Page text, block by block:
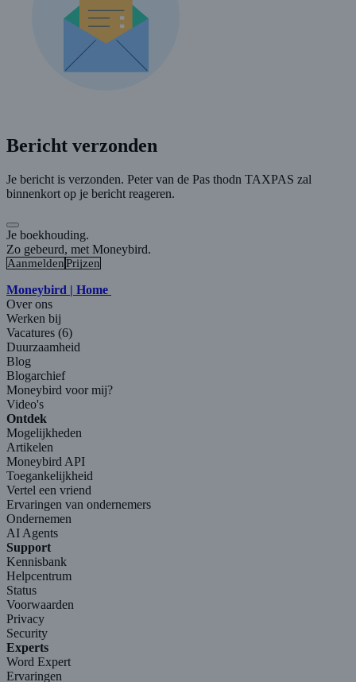
Bericht verzonden
Je bericht is verzonden. Peter van de Pas thodn TAXPAS zal
binnenkort op je bericht reageren.